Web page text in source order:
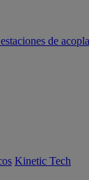
de
Kinetic Tech